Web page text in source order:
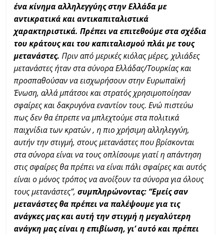
ένα κίνημα αλληλεγγύης στην Ελλάδα με
αντικρατικά και αντικαπιταλιστικά
χαρακτηριστικά. Πρέπει να επιτεθούμε στα σχέδια
του κράτους και του καπιταλισμού πλάι με τους
μετανάστες. Πριν από μερικές κιόλας μέρες, χιλιάδες
μετανάστες ήταν στα σύνορα Ελλάδας/Τουρκίας και
προσπαθούσαν να εισχωρήσουν στην Ευρωπαϊκή
Ένωση, αλλά μπάτσοι και στρατός χρησιμοποίησαν
σφαίρες και δακρυγόνα εναντίον τους. Ενώ πιστεύω
πως δεν θα έπρεπε να μπλεχτούμε στα πολιτικά
παιχνίδια των κρατών , η πιο χρήσιμη αλληλεγγύη,
αυτήν την στιγμή, στους μετανάστες που βρίσκονται
στα σύνορα είναι να τους οπλίσουμε γιατί η απάντηση
στις σφαίρες θα πρέπει να είναι πάλι σφαίρες και αυτός
είναι ο μόνος τρόπος να ανοίξουν τα σύνορα για όλους
τους μετανάστες”,συμπληρώνοντας: “Εμείς σαν
μετανάστες θα πρέπει να παλέψουμε για τις
ανάγκες μας και αυτή την στιγμή η μεγαλύτερη
ανάγκη μας είναι η επιβίωση, γι’ αυτό και πρέπει